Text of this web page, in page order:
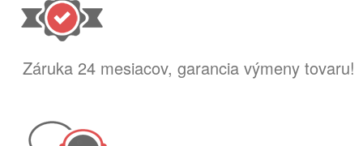
Záruka 24 mesiacov, garancia výmeny tovaru!